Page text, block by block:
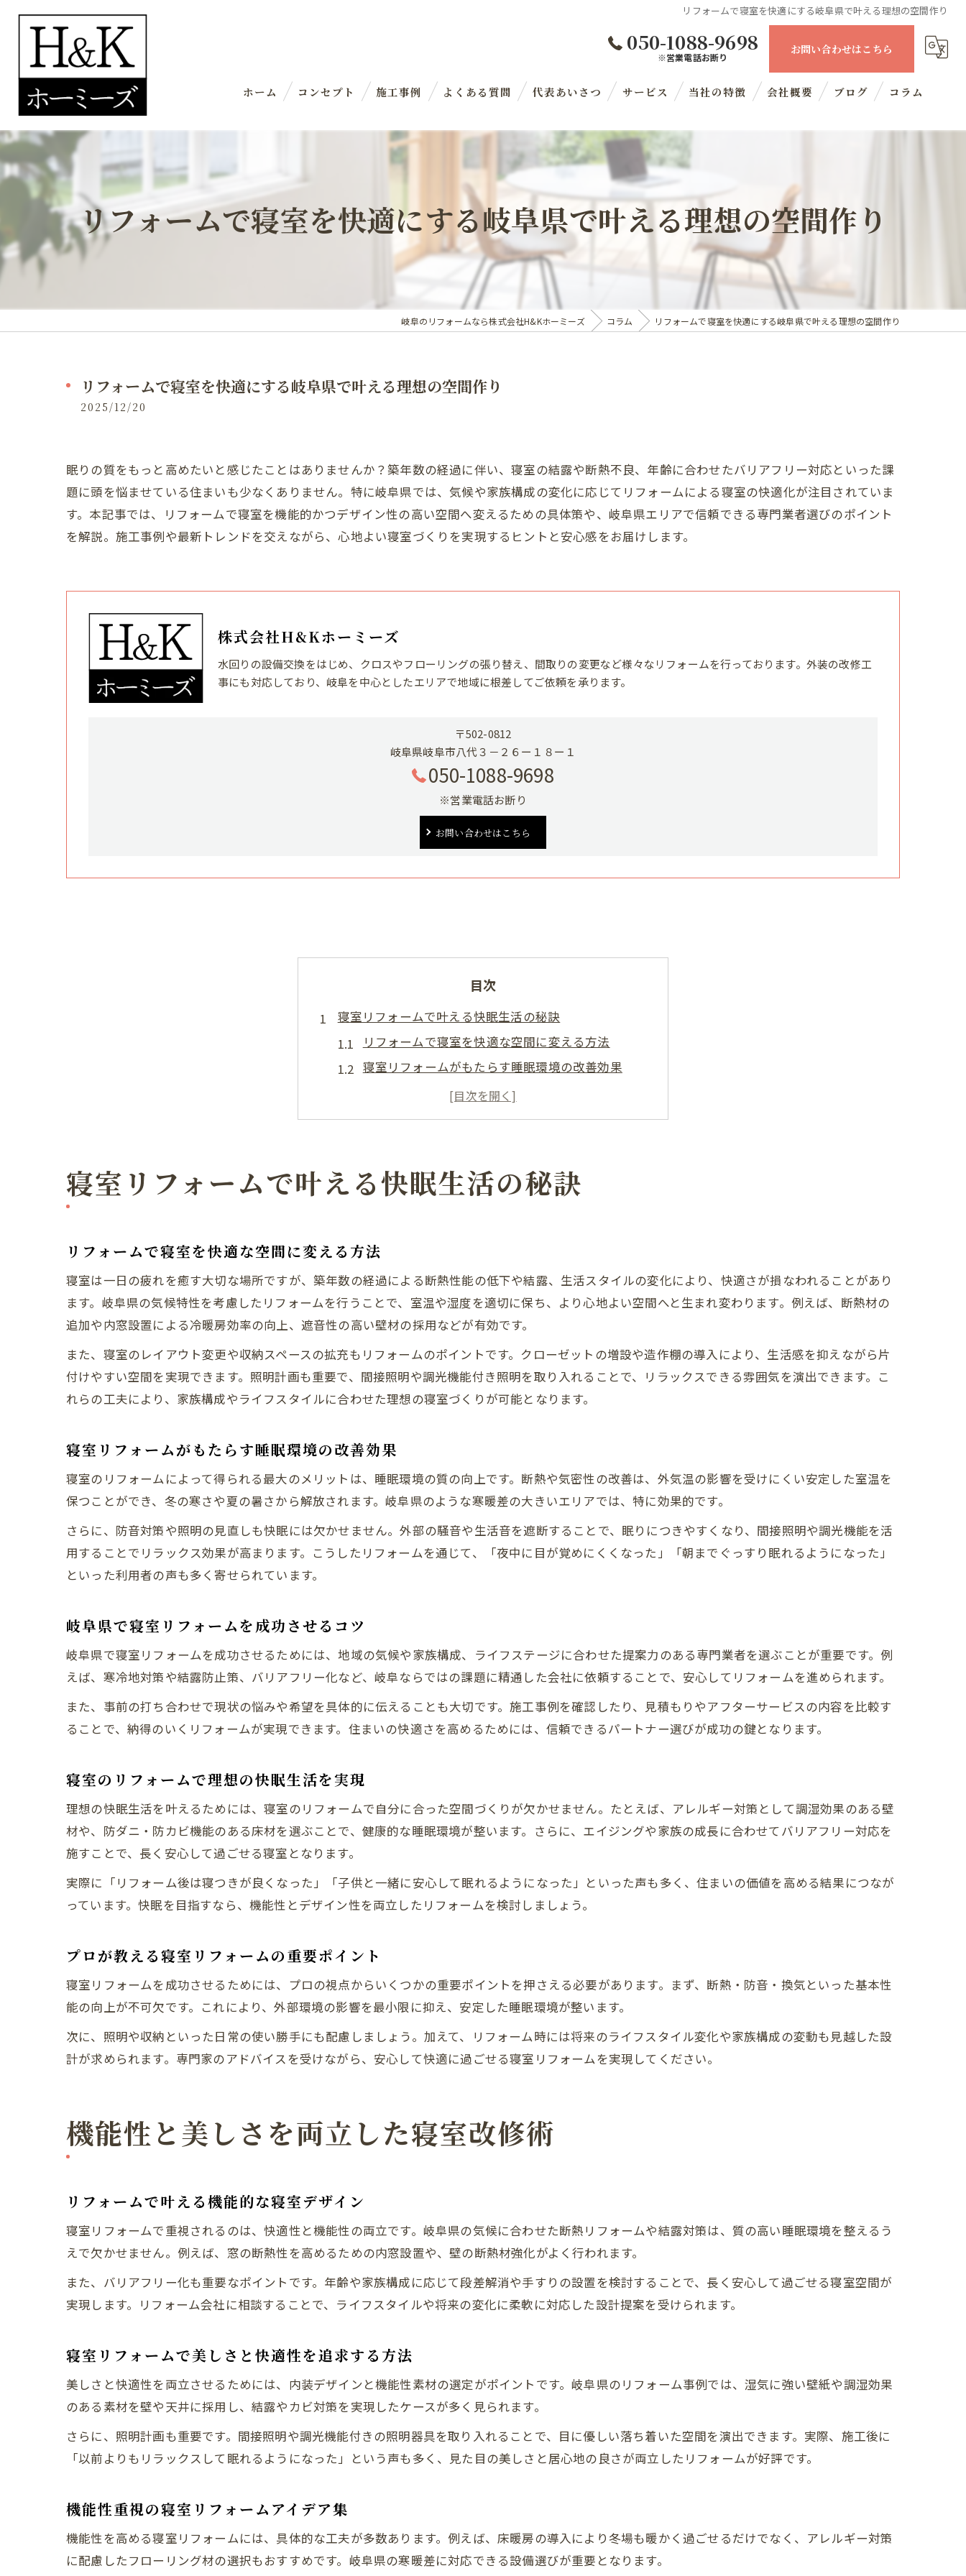
リフォームで寝室を快適にする岐阜県で叶える理想の空間作り
050-1088-9698
※営業電話お断り
お問い合わせはこちら
ホーム コンセプト 施工事例 よくある質問 代表あいさつ サービス 当社の特徴
マンション
リノベーション
水回り
会社概要 ブログ コラム
リフォームで寝室を快適にする岐阜県で叶える理想の空間作り
岐阜のリフォームなら株式会社H&Kホーミーズ コラム リフォームで寝室を快適にする岐阜県で叶える理想の空間作り
リフォームで寝室を快適にする岐阜県で叶える理想の空間作り
2025/12/20
眠りの質をもっと高めたいと感じたことはありませんか？築年数の経過に伴い、寝室の結露や断熱不良、年齢に合わせたバリアフリー対応といった課
題に頭を悩ませている住まいも少なくありません。特に岐阜県では、気候や家族構成の変化に応じてリフォームによる寝室の快適化が注目されていま
す。本記事では、リフォームで寝室を機能的かつデザイン性の高い空間へ変えるための具体策や、岐阜県エリアで信頼できる専門業者選びのポイント
を解説。施工事例や最新トレンドを交えながら、心地よい寝室づくりを実現するヒントと安心感をお届けします。
株式会社H&Kホーミーズ
水回りの設備交換をはじめ、クロスやフローリングの張り替え、間取りの変更など様々なリフォームを行っております。外装の改修工
事にも対応しており、岐阜を中心としたエリアで地域に根差してご依頼を承ります。
〒502-0812
岐阜県岐阜市八代３－２６ー１８ー１
050-1088-9698
※営業電話お断り
お問い合わせはこちら
目次
寝室リフォームで叶える快眠生活の秘訣
リフォームで寝室を快適な空間に変える方法
寝室リフォームがもたらす睡眠環境の改善効果
岐阜県で寝室リフォームを成功させるコツ
寝室のリフォームで理想の快眠生活を実現
機能性と美しさを両立した寝室改修術
リフォームで叶える機能的な寝室デザイン
機能性重視の寝室リフォームアイデア集
寝室リフォームで叶うインテリアコーディネート術
結露や断熱問題を解消するリフォーム提案
断熱性能を高める寝室リフォームのポイント
岐阜県の気候に適した寝室リフォームの工夫
結露防止に役立つリフォーム素材の選び方
快適空間へ導く寝室リフォームの極意
リフォームで寝室の居心地を最大限に高める方法
寝室リフォームで生活動線を見直すメリット
バリアフリー化で安心な寝室を実現する方法
寝室リフォームでバリアフリーを実現するコツ
リフォームで安心して過ごせる寝室を作る方法
バリアフリーリフォームで寝室の安全性向上
住まいを変える寝室リフォームの最新動向
リフォームで変わる寝室デザインの今
プロが注目する寝室リフォームのポイント
寝室リフォームで叶える快眠生活の秘訣
リフォームで寝室を快適な空間に変える方法
寝室は一日の疲れを癒す大切な場所ですが、築年数の経過による断熱性能の低下や結露、生活スタイルの変化により、快適さが損なわれることがあり
ます。岐阜県の気候特性を考慮したリフォームを行うことで、室温や湿度を適切に保ち、より心地よい空間へと生まれ変わります。例えば、断熱材の
追加や内窓設置による冷暖房効率の向上、遮音性の高い壁材の採用などが有効です。
また、寝室のレイアウト変更や収納スペースの拡充もリフォームのポイントです。クローゼットの増設や造作棚の導入により、生活感を抑えながら片
付けやすい空間を実現できます。照明計画も重要で、間接照明や調光機能付き照明を取り入れることで、リラックスできる雰囲気を演出できます。こ
れらの工夫により、家族構成やライフスタイルに合わせた理想の寝室づくりが可能となります。
寝室リフォームがもたらす睡眠環境の改善効果
寝室のリフォームによって得られる最大のメリットは、睡眠環境の質の向上です。断熱や気密性の改善は、外気温の影響を受けにくい安定した室温を
保つことができ、冬の寒さや夏の暑さから解放されます。岐阜県のような寒暖差の大きいエリアでは、特に効果的です。
さらに、防音対策や照明の見直しも快眠には欠かせません。外部の騒音や生活音を遮断することで、眠りにつきやすくなり、間接照明や調光機能を活
用することでリラックス効果が高まります。こうしたリフォームを通じて、「夜中に目が覚めにくくなった」「朝までぐっすり眠れるようになった」
といった利用者の声も多く寄せられています。
岐阜県で寝室リフォームを成功させるコツ
岐阜県で寝室リフォームを成功させるためには、地域の気候や家族構成、ライフステージに合わせた提案力のある専門業者を選ぶことが重要です。例
えば、寒冷地対策や結露防止策、バリアフリー化など、岐阜ならではの課題に精通した会社に依頼することで、安心してリフォームを進められます。
また、事前の打ち合わせで現状の悩みや希望を具体的に伝えることも大切です。施工事例を確認したり、見積もりやアフターサービスの内容を比較す
ることで、納得のいくリフォームが実現できます。住まいの快適さを高めるためには、信頼できるパートナー選びが成功の鍵となります。
寝室のリフォームで理想の快眠生活を実現
理想の快眠生活を叶えるためには、寝室のリフォームで自分に合った空間づくりが欠かせません。たとえば、アレルギー対策として調湿効果のある壁
材や、防ダニ・防カビ機能のある床材を選ぶことで、健康的な睡眠環境が整います。さらに、エイジングや家族の成長に合わせてバリアフリー対応を
施すことで、長く安心して過ごせる寝室となります。
実際に「リフォーム後は寝つきが良くなった」「子供と一緒に安心して眠れるようになった」といった声も多く、住まいの価値を高める結果につなが
っています。快眠を目指すなら、機能性とデザイン性を両立したリフォームを検討しましょう。
プロが教える寝室リフォームの重要ポイント
寝室リフォームを成功させるためには、プロの視点からいくつかの重要ポイントを押さえる必要があります。まず、断熱・防音・換気といった基本性
能の向上が不可欠です。これにより、外部環境の影響を最小限に抑え、安定した睡眠環境が整います。
次に、照明や収納といった日常の使い勝手にも配慮しましょう。加えて、リフォーム時には将来のライフスタイル変化や家族構成の変動も見越した設
計が求められます。専門家のアドバイスを受けながら、安心して快適に過ごせる寝室リフォームを実現してください。
機能性と美しさを両立した寝室改修術
リフォームで叶える機能的な寝室デザイン
寝室リフォームで重視されるのは、快適性と機能性の両立です。岐阜県の気候に合わせた断熱リフォームや結露対策は、質の高い睡眠環境を整えるう
えで欠かせません。例えば、窓の断熱性を高めるための内窓設置や、壁の断熱材強化がよく行われます。
また、バリアフリー化も重要なポイントです。年齢や家族構成に応じて段差解消や手すりの設置を検討することで、長く安心して過ごせる寝室空間が
実現します。リフォーム会社に相談することで、ライフスタイルや将来の変化に柔軟に対応した設計提案を受けられます。
寝室リフォームで美しさと快適性を追求する方法
美しさと快適性を両立させるためには、内装デザインと機能性素材の選定がポイントです。岐阜県のリフォーム事例では、湿気に強い壁紙や調湿効果
のある素材を壁や天井に採用し、結露やカビ対策を実現したケースが多く見られます。
さらに、照明計画も重要です。間接照明や調光機能付きの照明器具を取り入れることで、目に優しい落ち着いた空間を演出できます。実際、施工後に
「以前よりもリラックスして眠れるようになった」という声も多く、見た目の美しさと居心地の良さが両立したリフォームが好評です。
機能性重視の寝室リフォームアイデア集
機能性を高める寝室リフォームには、具体的な工夫が多数あります。例えば、床暖房の導入により冬場も暖かく過ごせるだけでなく、アレルギー対策
に配慮したフローリング材の選択もおすすめです。岐阜県の寒暖差に対応できる設備選びが重要となります。
お問い合わせはこちら
お問い合わせはこちら